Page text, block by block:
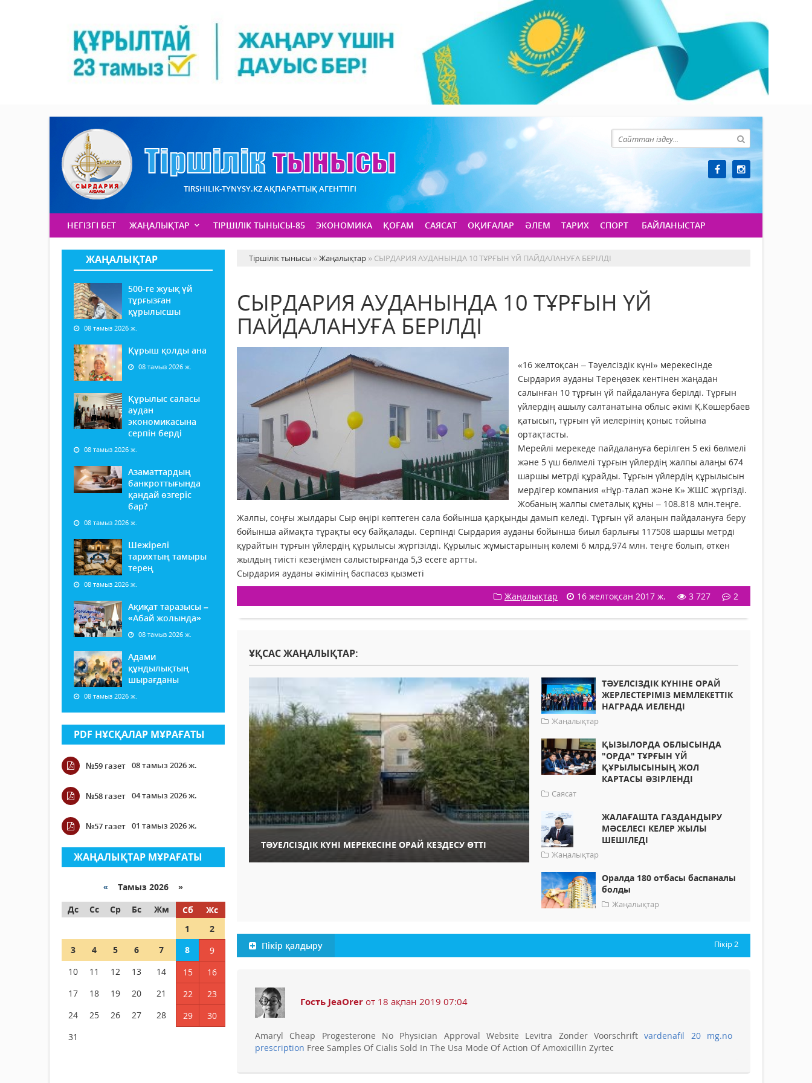
TIRSHILIK-TYNYSY.KZ АҚПАРАТТЫҚ АГЕНТТІГІ
НЕГІЗГІ БЕТ ЖАҢАЛЫҚТАР ТІРШІЛІК ТЫНЫСЫ-85 ЭКОНОМИКА ҚОҒАМ САЯСАТ ОҚИҒАЛАР ӘЛЕМ ТАРИХ СПОРТ БАЙЛАНЫСТАР
ЖАҢАЛЫҚТАР
500-ге жуық үй
тұрғызған
құрылысшы
08 тамыз 2026 ж.
Құрыш қолды ана
08 тамыз 2026 ж.
Құрылыс саласы
аудан
экономикасына
серпін берді
08 тамыз 2026 ж.
Азаматтардың
банкроттығында
қандай өзгеріс
бар?
08 тамыз 2026 ж.
Шежірелі
тарихтың тамыры
терең
08 тамыз 2026 ж.
Ақиқат таразысы –
«Абай жолында»
08 тамыз 2026 ж.
Адами
құндылықтың
шырағданы
08 тамыз 2026 ж.
PDF НҰСҚАЛАР МҰРАҒАТЫ
№59 газет 08 тамыз 2026 ж.
№58 газет 04 тамыз 2026 ж.
№57 газет 01 тамыз 2026 ж.
ЖАҢАЛЫҚТАР МҰРАҒАТЫ
« Тамыз 2026 »
Дс
Сс Ср Бс Жм Сб
Жс
1
2
3
4 5 6 7 8
9
10
11 12 13 14 15
16
17
18 19 20 21 22
23
24
25 26 27 28 29
30
31
Тіршілік тынысы »Жаңалықтар » СЫРДАРИЯ АУДАНЫНДА 10 ТҰРҒЫН ҮЙ ПАЙДАЛАНУҒА БЕРІЛДІ
СЫРДАРИЯ АУДАНЫНДА 10 ТҰРҒЫН ҮЙ
ПАЙДАЛАНУҒА БЕРІЛДІ
«16 желтоқсан – Тәуелсіздік күні» мерекесінде
Сырдария ауданы Тереңөзек кентінен жаңадан
салынған 10 тұрғын үй пайдалануға берілді. Тұрғын
үйлердің ашылу салтанатына облыс әкімі Қ.Көшербаев
қатысып, тұрғын үй иелерінің қоныс тойына
ортақтасты.
Мерейлі мерекеде пайдалануға берілген 5 екі бөлмелі
және 5 үш бөлмелі тұрғын үйлердің жалпы алаңы 674
шаршы метрді құрайды. Тұрғын үйлердің құрылысын
мердігер компания «Нұр-талап және К» ЖШС жүргізді.
Жобаның жалпы сметалық құны – 108.818 млн.теңге.
Жалпы, соңғы жылдары Сыр өңірі көптеген сала бойынша қарқынды дамып келеді. Тұрғын үй алаңын пайдалануға беру
бойынша аймақта тұрақты өсу байқалады. Серпінді Сырдария ауданы бойынша биыл барлығы 117508 шаршы метрді
құрайтын тұрғын үйлердің құрылысы жүргізілді. Құрылыс жұмыстарының көлемі 6 млрд.974 млн. теңге болып, өткен
жылдың тиісті кезеңімен салыстырғанда 5,3 есеге артты.
Сырдария ауданы әкімінің баспасөз қызметі
Жаңалықтар
16 желтоқсан 2017 ж. 3 727 2
ҰҚСАС ЖАҢАЛЫҚТАР:
ТӘУЕЛСІЗДІК КҮНІ МЕРЕКЕСІНЕ ОРАЙ КЕЗДЕСУ ӨТТІ
ТӘУЕЛСІЗДІК КҮНІНЕ ОРАЙ
ЖЕРЛЕСТЕРІМІЗ МЕМЛЕКЕТТІК
НАГРАДА ИЕЛЕНДІ
Жаңалықтар
ҚЫЗЫЛОРДА ОБЛЫСЫНДА
"ОРДА" ТҰРҒЫН ҮЙ
ҚҰРЫЛЫСЫНЫҢ ЖОЛ
КАРТАСЫ ӘЗІРЛЕНДІ
Саясат
ЖАЛАҒАШТА ГАЗДАНДЫРУ
МӘСЕЛЕСІ КЕЛЕР ЖЫЛЫ
ШЕШІЛЕДІ
Жаңалықтар
Оралда 180 отбасы баспаналы
болды
Жаңалықтар
Пікір қалдыру Пікір2
Гость JeaOrer от 18 ақпан 2019 07:04
Amaryl Cheap Progesterone No Physician Approval Website Levitra Zonder Voorschriftvardenafil 20 mg.no
prescription Free Samples Of Cialis Sold In The Usa Mode Of Action Of Amoxicillin Zyrtec